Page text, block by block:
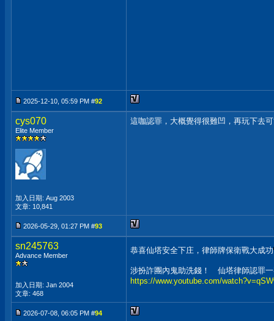
2025-12-10, 05:59 PM #92
cys070
Elite Member
加入日期: Aug 2003
文章: 10,841
這咖認罪，大概覺得很難凹，再玩下去
2026-05-29, 01:27 PM #93
sn245763
Advance Member
加入日期: Jan 2004
文章: 468
恭喜仙塔安全下庄，律師牌保衛戰大成功
涉扮詐團內鬼助洗錢！ 仙塔律師認罪
https://www.youtube.com/
2026-07-08, 06:05 PM #94